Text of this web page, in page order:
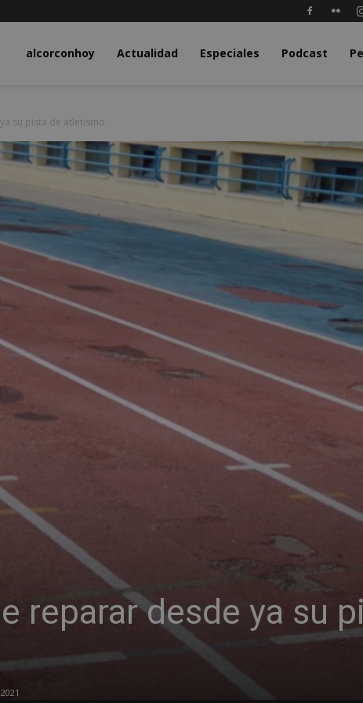
alcorconhoy Actualidad Especiales Podcast
su pista de atletismo
reparar desde ya su